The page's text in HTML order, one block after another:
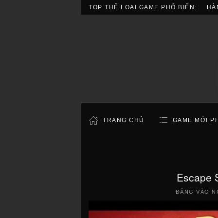
TOP THỂ LOẠI GAME PHỔ BIẾN:
TRANG CHỦ GAME MỚI
Escape
ĐĂNG VÀO